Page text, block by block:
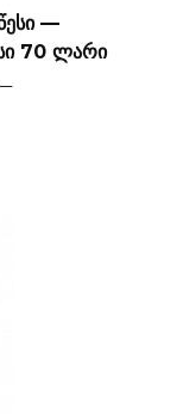
—
70 ლარი